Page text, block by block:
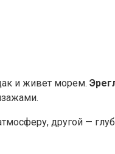
и живет морем.
другой —